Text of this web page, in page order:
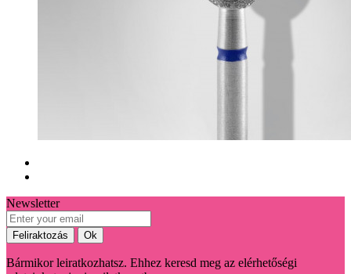
Newsletter
Bármikor leiratkozhatsz. Ehhez keresd meg az elérhetőségi